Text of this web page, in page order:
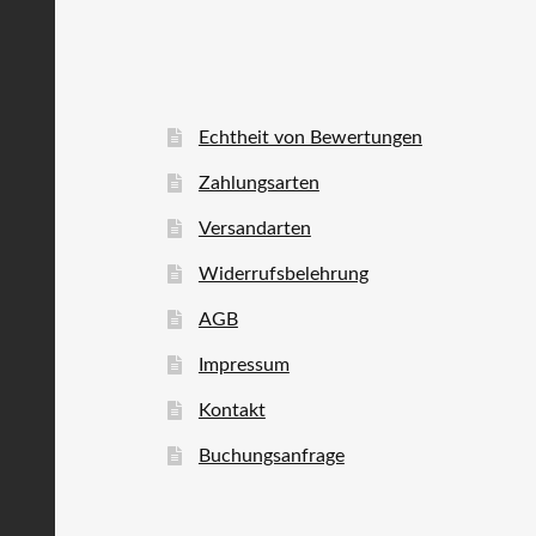
Echtheit von Bewertungen
Zahlungsarten
Versandarten
Widerrufsbelehrung
AGB
Impressum
Kontakt
Buchungsanfrage